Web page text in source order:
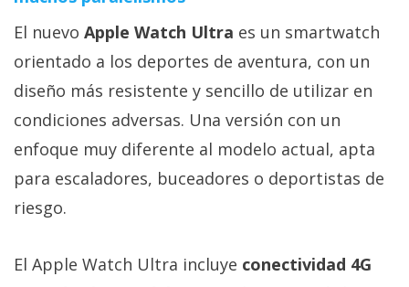
Profesional
+
Más
temas
Sorteos
Foros
El nuevo Apple Watch Ultra es un smartwatch
orientado a los deportes de aventura, con un
diseño más resistente y sencillo de utilizar en
condiciones adversas. Una versión con un
enfoque muy diferente al modelo actual, apta
para escaladores, buceadores o deportistas de
riesgo.
El Apple Watch Ultra incluye conectividad 4G